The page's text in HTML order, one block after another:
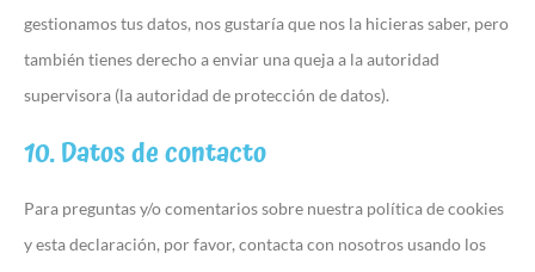
gestionamos tus datos, nos gustaría que nos la hicieras saber, pero
también tienes derecho a enviar una queja a la autoridad
supervisora (la autoridad de protección de datos).
10. Datos de contacto
Para preguntas y/o comentarios sobre nuestra política de cookies
y esta declaración, por favor, contacta con nosotros usando los